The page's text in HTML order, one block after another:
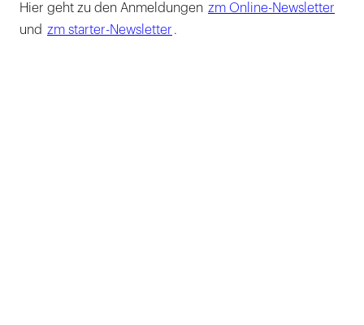
Hier geht zu den Anmeldungen zm Online-Newsletter
und zm starter-Newsletter .